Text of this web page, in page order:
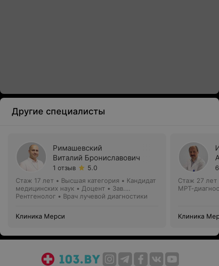
Другие специалисты
Римашевский
Виталий Брониславович
1 отзыв
5.0
Стаж 17 лет • Высшая категория • Кандидат
медицинских наук • Доцент • Зав.
отделением
Рентгенолог • Врач лучевой диагностики
Клиника Мерси
Стаж 27 лет
МРТ-
Клиника